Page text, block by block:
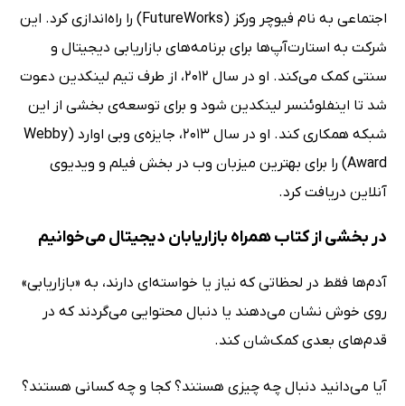
اجتماعی به‌ نام فیوچر ورکز (FutureWorks) را راه‌اندازی کرد. این
شرکت به استارت‌آپ‌ها برای برنامه‌های بازاریابی دیجیتال و
سنتی کمک می‌کند. او در سال 2012، از طرف تیم لینکدین دعوت
شد تا اینفلوئنسر لینکدین شود و برای توسعه‌ی بخشی از این
شبکه همکاری کند. او در سال 2013، جایزه‌ی وبی اوارد (Webby
Award) را برای بهترین میزبان وب در بخش فیلم و ویدیوی
آنلاین دریافت کرد.
در بخشی از کتاب همراه بازاریابان دیجیتال می‌خوانیم
آدم‌ها فقط در لحظاتی که نیاز یا خواسته‌ای دارند، به «بازاریابی»
روی خوش نشان می‌دهند یا دنبال محتوایی می‌گردند که در
قدم‌های بعدی کمک‌شان کند.
آیا می‌دانید دنبال چه چیزی هستند؟ کجا و چه کسانی هستند؟